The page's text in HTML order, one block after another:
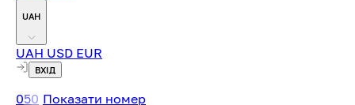
UAH
UAH USD EUR
ВХІД
050 Показати номер